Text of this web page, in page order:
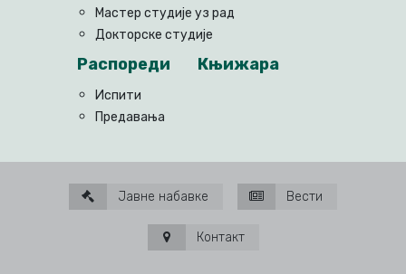
Мастер студије уз рад
Докторске студије
Распореди
Испити
Предавања
Књижара
Јавне набавке Вести
Контакт